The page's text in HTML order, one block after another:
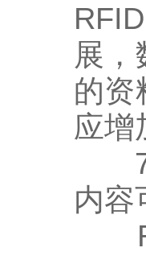
展
的资
应增
7.
内容